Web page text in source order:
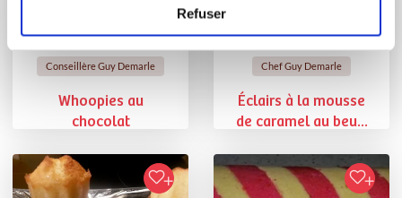
Refuser
Conseillère Guy Demarle
Whoopies au
chocolat
Chef Guy Demarle
Éclairs à la mousse
de caramel au beu...